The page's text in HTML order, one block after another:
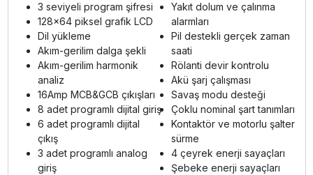
3 seviyeli program şifresi
128x64 piksel grafik LCD
Dil yükleme
Akım-gerilim dalga şekli
Akım-gerilim harmonik
analiz
16Amp MCB&GCB çıkışları
8 adet programlı dijital giriş
6 adet programlı dijital
çıkış
3 adet programlı analog
giriş
Yakıt dolum ve çalınma
alarmları
Pil destekli gerçek zaman
saati
Rölanti devir kontrolu
Akü şarj çalışması
Savaş modu desteği
Çoklu nominal şart tanımları
Kontaktör ve motorlu şalter
sürme
4 çeyrek enerji sayaçları
Şebeke enerji sayaçları